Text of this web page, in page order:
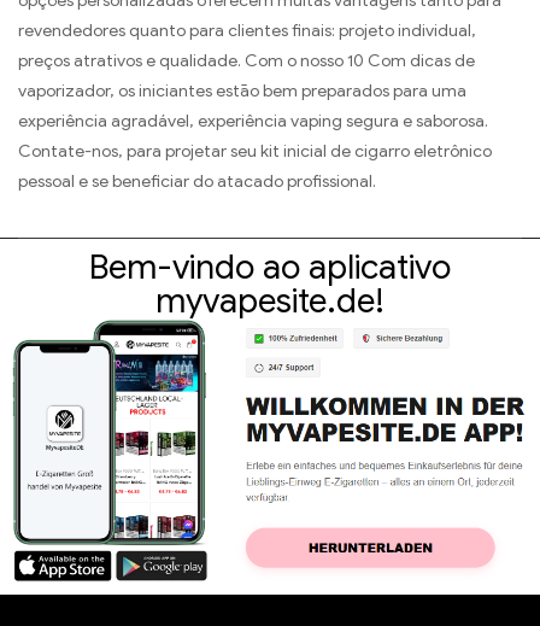
revendedores quanto para clientes finais: projeto individual,
preços atrativos e qualidade. Com o nosso 10 Com dicas de
vaporizador, os iniciantes estão bem preparados para uma
experiência agradável, experiência vaping segura e saborosa.
Contate-nos, para projetar seu kit inicial de cigarro eletrônico
pessoal e se beneficiar do atacado profissional.
Bem-vindo ao aplicativo
myvapesite.de!